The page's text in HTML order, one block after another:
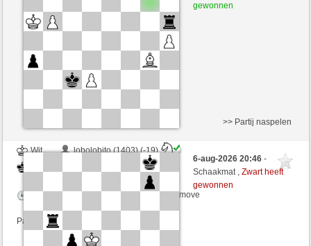
Speelduur: 5 minutes/side + 8 seconds/move
gewonnen
Wit
lobolobito (1403) (-19)
JeLopes (1332) (+19)
Speelduur: 8 minutes/side + 6 seconds/move
Partij telt mee voor de ranglijst
>> Partij naspelen
6-aug-2026 20:46-
Schaakmat ,Zwart heeft
gewonnen